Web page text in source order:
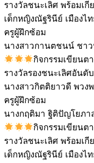
รางวัลชนะเลิศ พร้อมเกี
เด็กหญิงณัฐรินีย์ เมืองไ
ครูผู้ฝึกซ้อม
นางสาวกานตชนน์ ชาว
กิจกรรมเขียนต
รางวัลรองชนะเลิศอันดั
นางสาวกิตติยาวดี พวง
ครูผู้ฝึกซ้อม
นางกฤติมา ฐิติปัญโยภา
กิจกรรมเขียนต
รางวัลชนะเลิศ พร้อมเกี
เด็กหญิงณัฐรินีย์ เมืองไ